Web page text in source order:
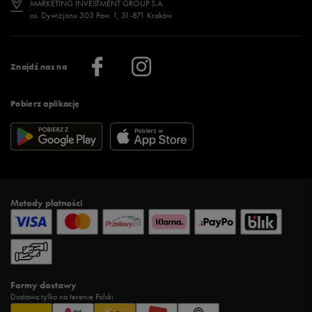
Znajdź nas na
Pobierz aplikację
Regulamin sklepu 50 style
Regulamin aplikacji 50 style
Więcej regulaminów >
Więcej >
Klub 50 style
Praca
Informacje o firmie
MARKETING INVESTMENT GROUP S.A.
os. Dywizjonu 303 Paw. 1, 31-871 Kraków
Metody płatności
Formy dostawy
Dostawa tylko na terenie Polski